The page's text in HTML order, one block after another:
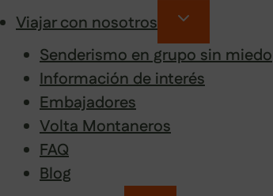
Viajar con nosotros
Senderismo en grupo sin miedo
Información de interés
Embajadores
Volta Montaneros
FAQ
Blog